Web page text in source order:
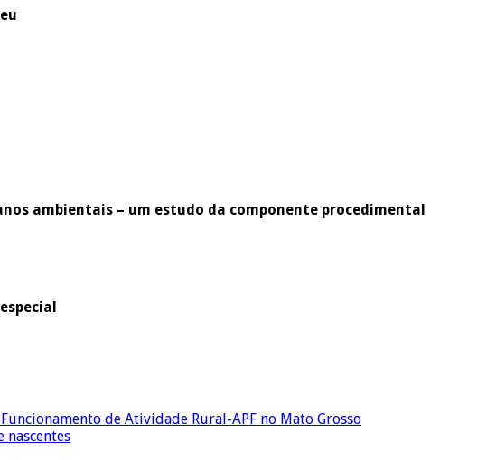
ambientais – um estudo da componente procedimental
de Atividade Rural-APF no Mato Grosso
nascentes